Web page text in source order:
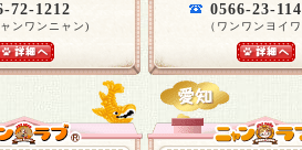
72-1212
ンワンニャン)
0566-23-
（ワンワンヨイワ